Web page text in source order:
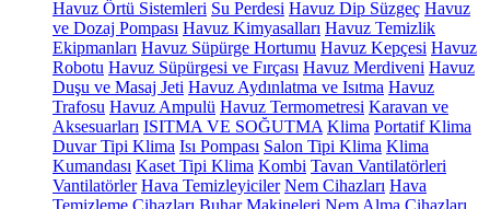
Havuz Örtü Sistemleri Su Perdesi Havuz Dip Süzgeç Havuz
ve Dozaj Pompası Havuz Kimyasalları Havuz Temizlik
Ekipmanları Havuz Süpürge Hortumu Havuz Kepçesi Havuz
Robotu Havuz Süpürgesi ve Fırçası Havuz Merdiveni Havuz
Duşu ve Masaj Jeti Havuz Aydınlatma ve Isıtma Havuz
Trafosu Havuz Ampulü Havuz Termometresi Karavan ve
Aksesuarları ISITMA VE SOĞUTMA Klima Portatif Klima
Duvar Tipi Klima Isı Pompası Salon Tipi Klima Klima
Kumandası Kaset Tipi Klima Kombi Tavan Vantilatörleri
Vantilatörler Hava Temizleyiciler Nem Cihazları Hava
Temizleme Cihazları Buhar Makineleri Nem Alma Cihazları